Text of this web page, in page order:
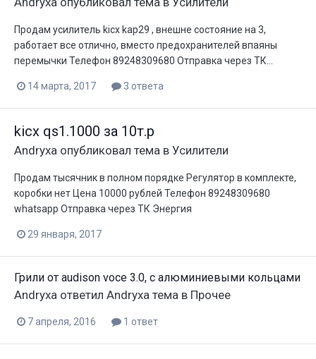
Продам усилитель kicx kap29 , внешне состояние на 3,
работает все отлично, вместо предохранителей впаяны
перемычки Телефон 89248309680 Отправка через ТК...
14 марта, 2017 3 ответа
kicx qs1.1000 за 10т.р
Andryxa опубликовал тема в Усилители
Продам тысячник в полном порядке Регулятор в комплекте,
коробки нет Цена 10000 рублей Телефон 89248309680
whatsapp Отправка через ТК Энергия
29 января, 2017
Грили от audison voce 3.0, с алюминиевыми кольцами
Andryxa ответил Andryxa тема в Прочее
7 апреля, 2016 1 ответ